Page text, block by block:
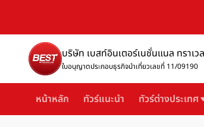
บริษัท เบสท์อินเตอร์เนชั่นแนล ทราเว
ใบอนุญาตประกอบธุรกิจนำเที่ยวเลขที่ 11/09190
หน้าหลัก ทัวร์แนะนำ ทัวร์ต่างประเทศ